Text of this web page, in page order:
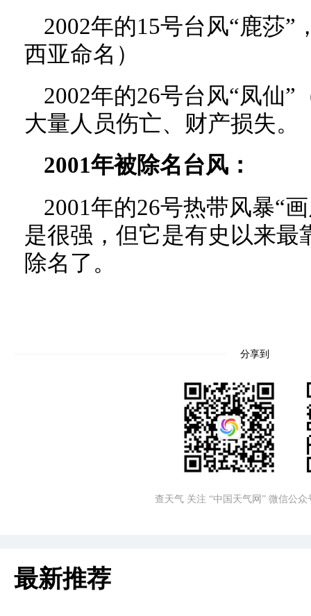
2002年的15号台风“鹿莎
西亚命名）
2002年的26号台风“凤仙”
大量人员伤亡、财产损失。
2001年被除名台风：
2001年的26号热带风暴“
是很强，但它是有史以来最
除名了。
分享到
查天气 关注 “中国天气网” 微信公众
最新推荐